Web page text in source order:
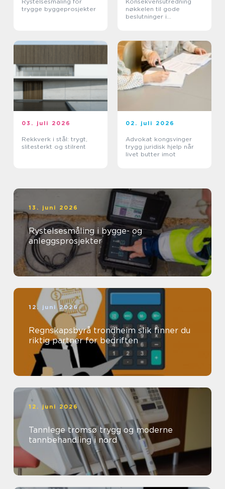
trygge byggeprosjekter
nøkkelen til gode
beslutninger i
03. juli 2026
Rekkverk i stål: trygt,
slitesterkt og stilrent
02. juli 2026
Advokat kongsvinger
trygg juridisk hjelp når
livet butter imot
13. juni 2026
Rystelsesmåling i bygge- og
anleggsprosjekter
12. juni 2026
Regnskapsbyrå trondheim slik finner du
riktig partner for bedriften
12. juni 2026
Tannlege tromsø trygg og moderne
tannbehandling i nord